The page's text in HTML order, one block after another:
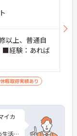
以上、普通自
■経験：あれば
暇取得実績あり
イカ
生活